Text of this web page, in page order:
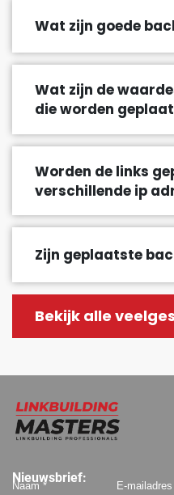
Wat zijn goede
Wat zijn de
die worden
Worden de links
verschillende ip
Zijn geplaatste
Bekijk alle
Nieuwsbrief:
Naam * E-